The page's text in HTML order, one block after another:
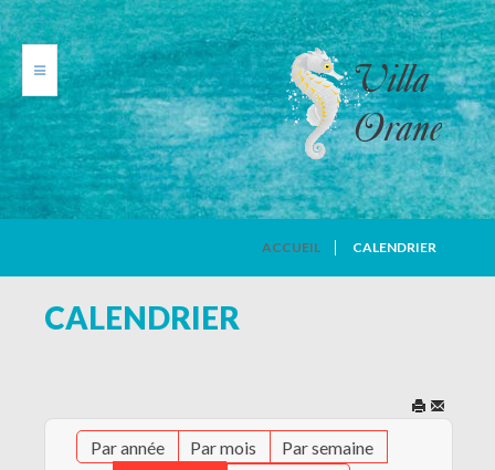
AVIS DE VACANCIERS
ACCUEIL CALENDRIER
CALENDRIER
Par année Par mois
Par semaine